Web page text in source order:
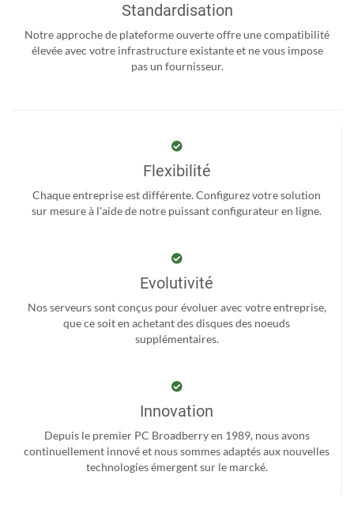
Standardisation
Notre approche de plateforme ouverte offre une compatibilité
élevée avec votre infrastructure existante et ne vous impose
pas un fournisseur.
Flexibilité
Chaque entreprise est différente. Configurez votre solution
sur mesure à l'aide de notre puissant configurateur en ligne.
Evolutivité
Nos serveurs sont conçus pour évoluer avec votre entreprise,
que ce soit en achetant des disques des noeuds
supplémentaires.
Innovation
Depuis le premier PC Broadberry en 1989, nous avons
continuellement innové et nous sommes adaptés aux nouvelles
technologies émergent sur le marcké.